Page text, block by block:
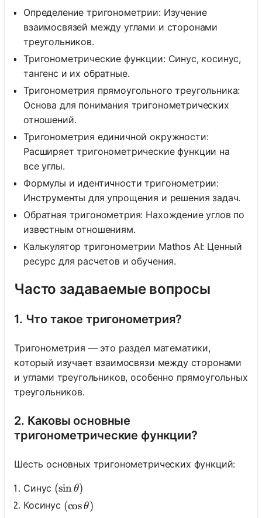
Определение тригонометрии: Изучение
взаимосвязей между углами и сторонами
треугольников.
Тригонометрические функции: Синус, косинус,
тангенс и их обратные.
Тригонометрия прямоугольного треугольника:
Основа для понимания тригонометрических
отношений.
Тригонометрия единичной окружности:
Расширяет тригонометрические функции на
все углы.
Формулы и идентичности тригонометрии:
Инструменты для упрощения и решения задач.
Обратная тригонометрия: Нахождение углов по
известным отношениям.
Калькулятор тригонометрии Mathos AI: Ценный
ресурс для расчетов и обучения.
Часто задаваемые вопросы
1. Что такое тригонометрия?
Тригонометрия — это раздел математики,
который изучает взаимосвязи между сторонами
и углами треугольников, особенно прямоугольных
треугольников.
2. Каковы основные
тригонометрические функции?
Шесть основных тригонометрических функций:
Синус (\sin \theta)
(sinθ)
Косинус (\cos \theta)
(cosθ)